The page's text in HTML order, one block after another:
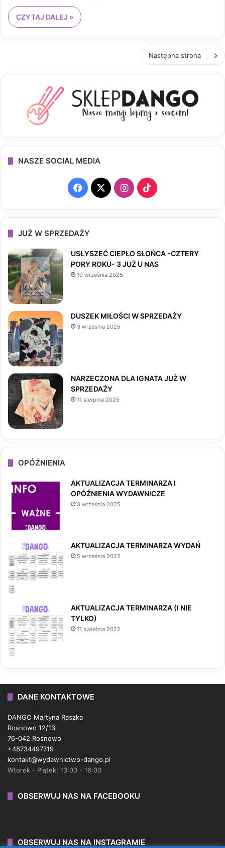
CZYTAJ DALEJ »
Następna strona
NASZE SOCIAL MEDIA
F
a
b
k
X
I
n
a
T
i
T
o
JUŻ W SPRZEDAŻY
USŁYSZEĆ CIEPŁO SŁOŃCA -CZTERY
PORY ROKU- 3 JUŻ U NAS
10 września 2025
DUSZEK MIŁOŚCI W SPRZEDAŻY
3 września 2025
NARZECZONA DLA IGNATA JUŻ W
SPRZEDAŻY
11 sierpnia 2025
OPÓŹNIENIA
AKTUALIZACJA TERMINARZA I
OPÓŹNIENIA WYDAWNICZE
3 września 2025
AKTUALIZACJA TERMINARZA WYDAŃ
5 września 2022
AKTUALIZACJA TERMINARZA (I NIE
TYLKO)
11 kwietnia 2022
DANE KONTAKTOWE
DANGO Martyna Raszka
Rosnowo 12/13
76-042 Rosnowo
+48734497719
kontakt@wydawnictwo-dango.pl
Wtorek - Piątek: 13:00 - 16:00
OBSERWUJ NAS NA FACEBOOKU
OBSERWUJ NAS NA INSTAGRAMIE